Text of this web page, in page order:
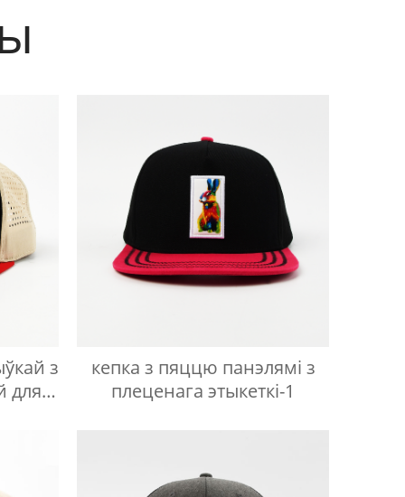
з
для
кепка з пяццю панэлямі з
плеценага этыкеткі-1